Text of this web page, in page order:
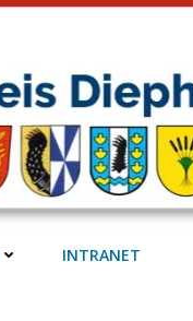
INTRANET